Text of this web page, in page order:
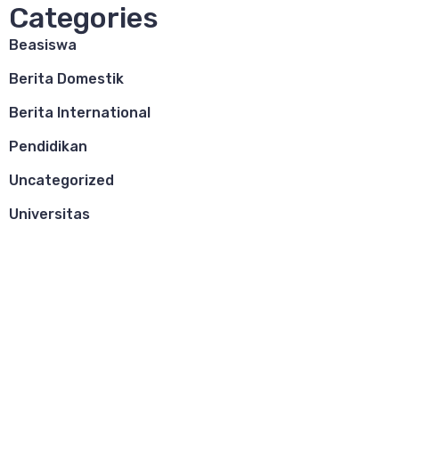
Categories
Beasiswa
Berita Domestik
Berita International
Pendidikan
Uncategorized
Universitas